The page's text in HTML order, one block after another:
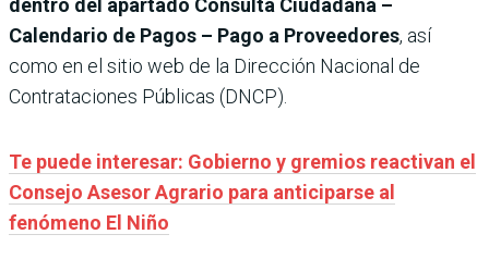
Calendario de Pagos – Pago a Proveedores, así
como en el sitio web de la Dirección Nacional de
Contrataciones Públicas (DNCP).
Te puede interesar: Gobierno y gremios reactivan el
Consejo Asesor Agrario para anticiparse al
fenómeno El Niño